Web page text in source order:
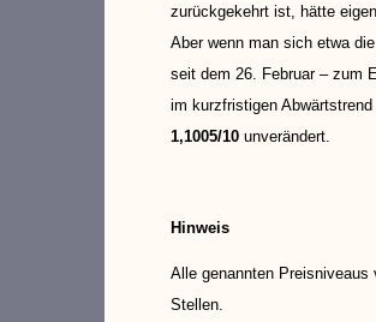
zurückgekehrt ist, hätte
Aber wenn man sich etwa
seit dem 26. Februar – zum
im kurzfristigen
1,1005/10 unverändert.
Hinweis
Alle genannten
Stellen.